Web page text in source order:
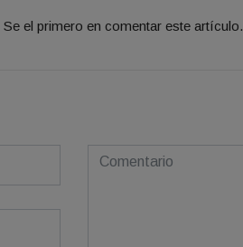
Se el primero en comentar este artículo.